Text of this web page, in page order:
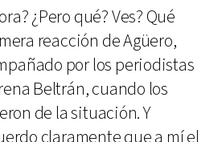
¿Pero qué? Ves? Qué
reacción de Agüero,
por los periodistas
Beltrán, cuando los
de la situación. Y